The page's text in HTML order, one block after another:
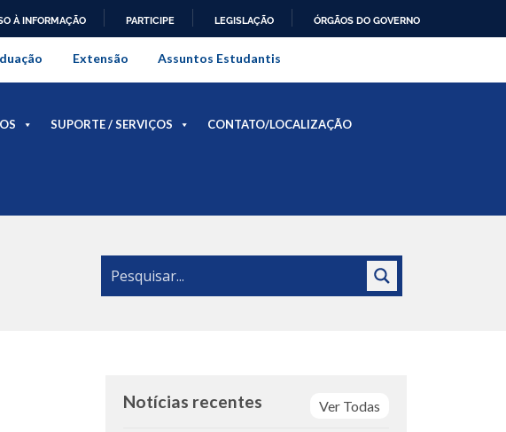
À INFORMAÇÃO PARTICIPE LEGISLAÇÃO ÓRGÃOS DO GOVERNO
Rural do Rio de Janeiro
Extensão Assuntos Estudantis
SUPORTE / SERVIÇOS CONTATO/LOCALIZAÇÃO
Ver Todas
Notícias recentes